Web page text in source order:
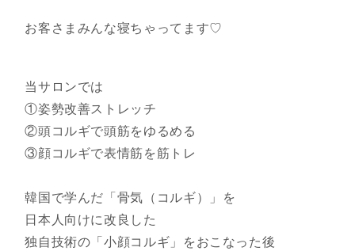
お客さまみんな寝ちゃってます♡
当サロンでは
①姿勢改善ストレッチ
②頭コルギで頭筋をゆるめる
③顔コルギで表情筋を筋トレ
韓国で学んだ「骨気（コルギ）」を
日本人向けに改良した
独自技術の「小顔コルギ」をおこなった後